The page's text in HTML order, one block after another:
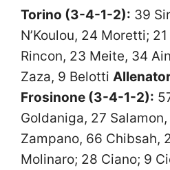
Torino (3-4-1-2): 39
N’Koulou, 24 Moretti;
Rincon, 23 Meite, 34
Zaza, 9 Belotti
Frosinone (3-4-1-2):
Goldaniga, 27
Zampano, 66 Chibsah,
Molinaro; 28 Ciano; 9